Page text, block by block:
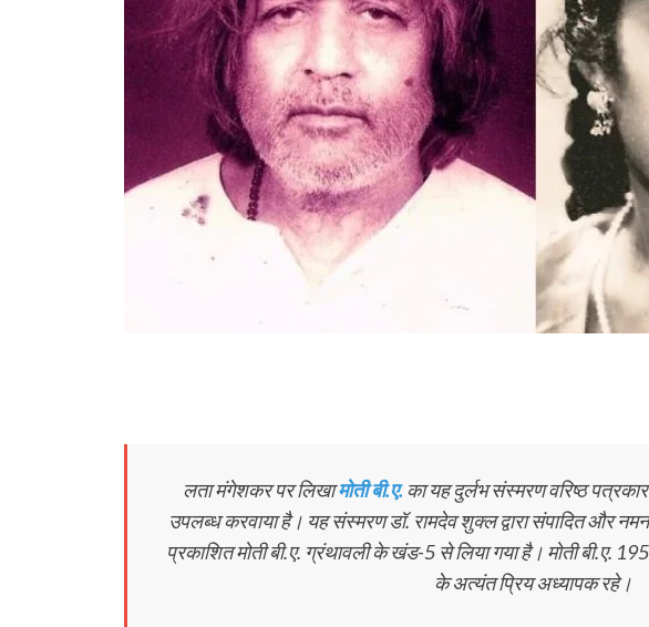
लता मंगेशकर पर लिखामोती बी.ए.का यह दुर्लभ संस्‍मरण वरिष्‍ठ
उपलब्‍ध करवाया है। यह संस्‍मरण डॉ. रामदेव शुक्ल द्वारा संपादित और नमन
प्रकाशित मोती बी.ए. ग्रंथावली के खंड-5 से लिया गया है। मोती बी.ए.
के अत्यंत प्रिय अध्यापक रहे।